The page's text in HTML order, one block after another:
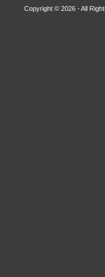
Copyright © 2026 - All